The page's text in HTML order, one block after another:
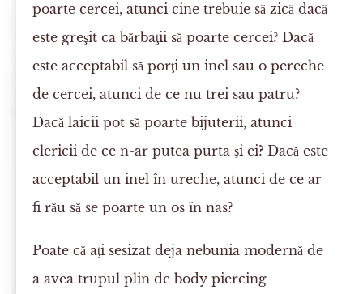
poarte cercei, atunci cine trebuie să zică dacă
este greşit ca bărbaţii să poarte cercei? Dacă
este acceptabil să porţi un inel sau o pereche
de cercei, atunci de ce nu trei sau patru?
Dacă laicii pot să poarte bijuterii, atunci
clericii de ce n-ar putea purta şi ei? Dacă este
acceptabil un inel în ureche, atunci de ce ar
fi rău să se poarte un os în nas?
Poate că aţi sesizat deja nebunia modernă de
a avea trupul plin de body piercing